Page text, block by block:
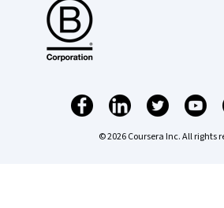
© 2026 Coursera Inc. All rights